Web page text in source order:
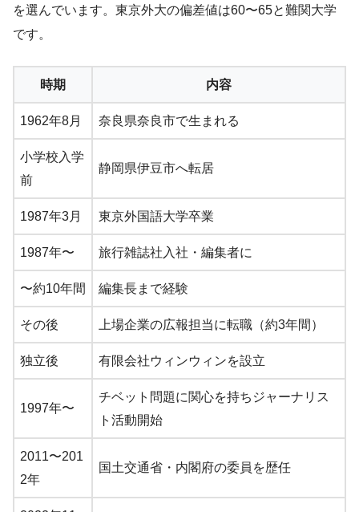
を選んでいます。東京外大の偏差値は60〜65と難関大学
です。
時期 内容
1962年8月 奈良県奈良市で生まれる
小学校入学
前
静岡県伊豆市へ転居
1987年3月 東京外国語大学卒業
1987年〜 旅行雑誌社入社・編集者に
〜約10年間 編集長まで経験
その後 上場企業の広報担当に転職（約3年間）
独立後 有限会社ウィンウィンを設立
1997年〜
チベット問題に関心を持ちジャーナリス
ト活動開始
2011〜201
2年
国土交通省・内閣府の委員を歴任